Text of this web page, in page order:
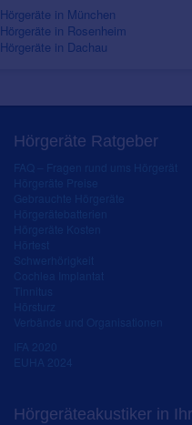
Hörgeräte in München
Hörgeräte in Rosenheim
Hörgeräte in Dachau
Hörgeräte Ratgeber
Hörgeräteakustiker in